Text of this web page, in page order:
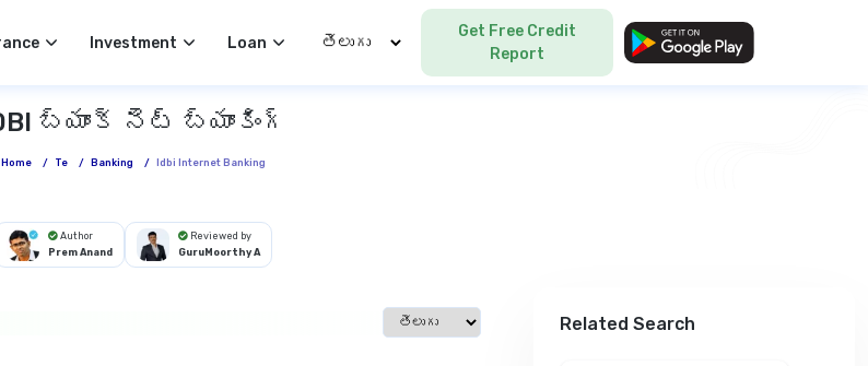
Investment Loan Select Language
Get Free Credit
Report
బ్యాంక్ నెట్ బ్యాంకింగ్
Home / Te / Banking / Idbi Internet Banking
Author
Prem Anand
Reviewed by
GuruMoorthy A
Select language Related Search